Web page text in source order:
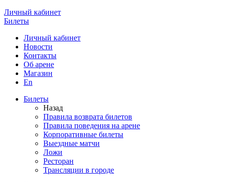
Личный кабинет
Билеты
Личный кабинет
Новости
Контакты
Об арене
Магазин
En
Билеты
Назад
Правила возврата билетов
Правила поведения на арене
Корпоративные билеты
Выездные матчи
Ложи
Ресторан
Трансляции в городе